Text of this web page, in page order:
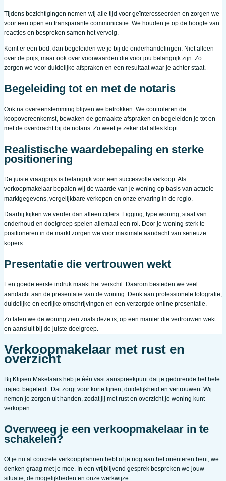
Tijdens bezichtigingen nemen wij alle tijd voor geïnteresseerden en zorgen we
voor een open en transparante communicatie. We houden je op de hoogte van
reacties en bespreken samen het vervolg.
Komt er een bod, dan begeleiden we je bij de onderhandelingen. Niet alleen
over de prijs, maar ook over voorwaarden die voor jou belangrijk zijn. Zo
zorgen we voor duidelijke afspraken en een resultaat waar je achter staat.
Begeleiding tot en met de notaris
Ook na overeenstemming blijven we betrokken. We controleren de
koopovereenkomst, bewaken de gemaakte afspraken en begeleiden je tot en
met de overdracht bij de notaris. Zo weet je zeker dat alles klopt.
Realistische waardebepaling en sterke
positionering
De juiste vraagprijs is belangrijk voor een succesvolle verkoop. Als
verkoopmakelaar bepalen wij de waarde van je woning op basis van actuele
marktgegevens, vergelijkbare verkopen en onze ervaring in de regio.
Daarbij kijken we verder dan alleen cijfers. Ligging, type woning, staat van
onderhoud en doelgroep spelen allemaal een rol. Door je woning sterk te
positioneren in de markt zorgen we voor maximale aandacht van serieuze
kopers.
Presentatie die vertrouwen wekt
Een goede eerste indruk maakt het verschil. Daarom besteden we veel
aandacht aan de presentatie van de woning. Denk aan professionele fotografie,
duidelijke en eerlijke omschrijvingen en een verzorgde online presentatie.
Zo laten we de woning zien zoals deze is, op een manier die vertrouwen wekt
en aansluit bij de juiste doelgroep.
Verkoopmakelaar met rust en
overzicht
Bij Klijsen Makelaars heb je één vast aanspreekpunt dat je gedurende het hele
traject begeleidt. Dat zorgt voor korte lijnen, duidelijkheid en vertrouwen. Wij
nemen je zorgen uit handen, zodat jij met rust en overzicht je woning kunt
verkopen.
Overweeg je een verkoopmakelaar in te
schakelen?
Of je nu al concrete verkoopplannen hebt of je nog aan het oriënteren bent, we
denken graag met je mee. In een vrijblijvend gesprek bespreken we jouw
situatie, de mogelijkheden en onze werkwijze.